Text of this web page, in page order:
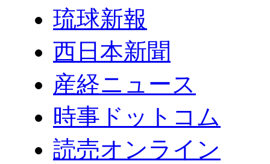
琉球新報
西日本新聞
産経ニュース
時事ドットコム
読売オンライン